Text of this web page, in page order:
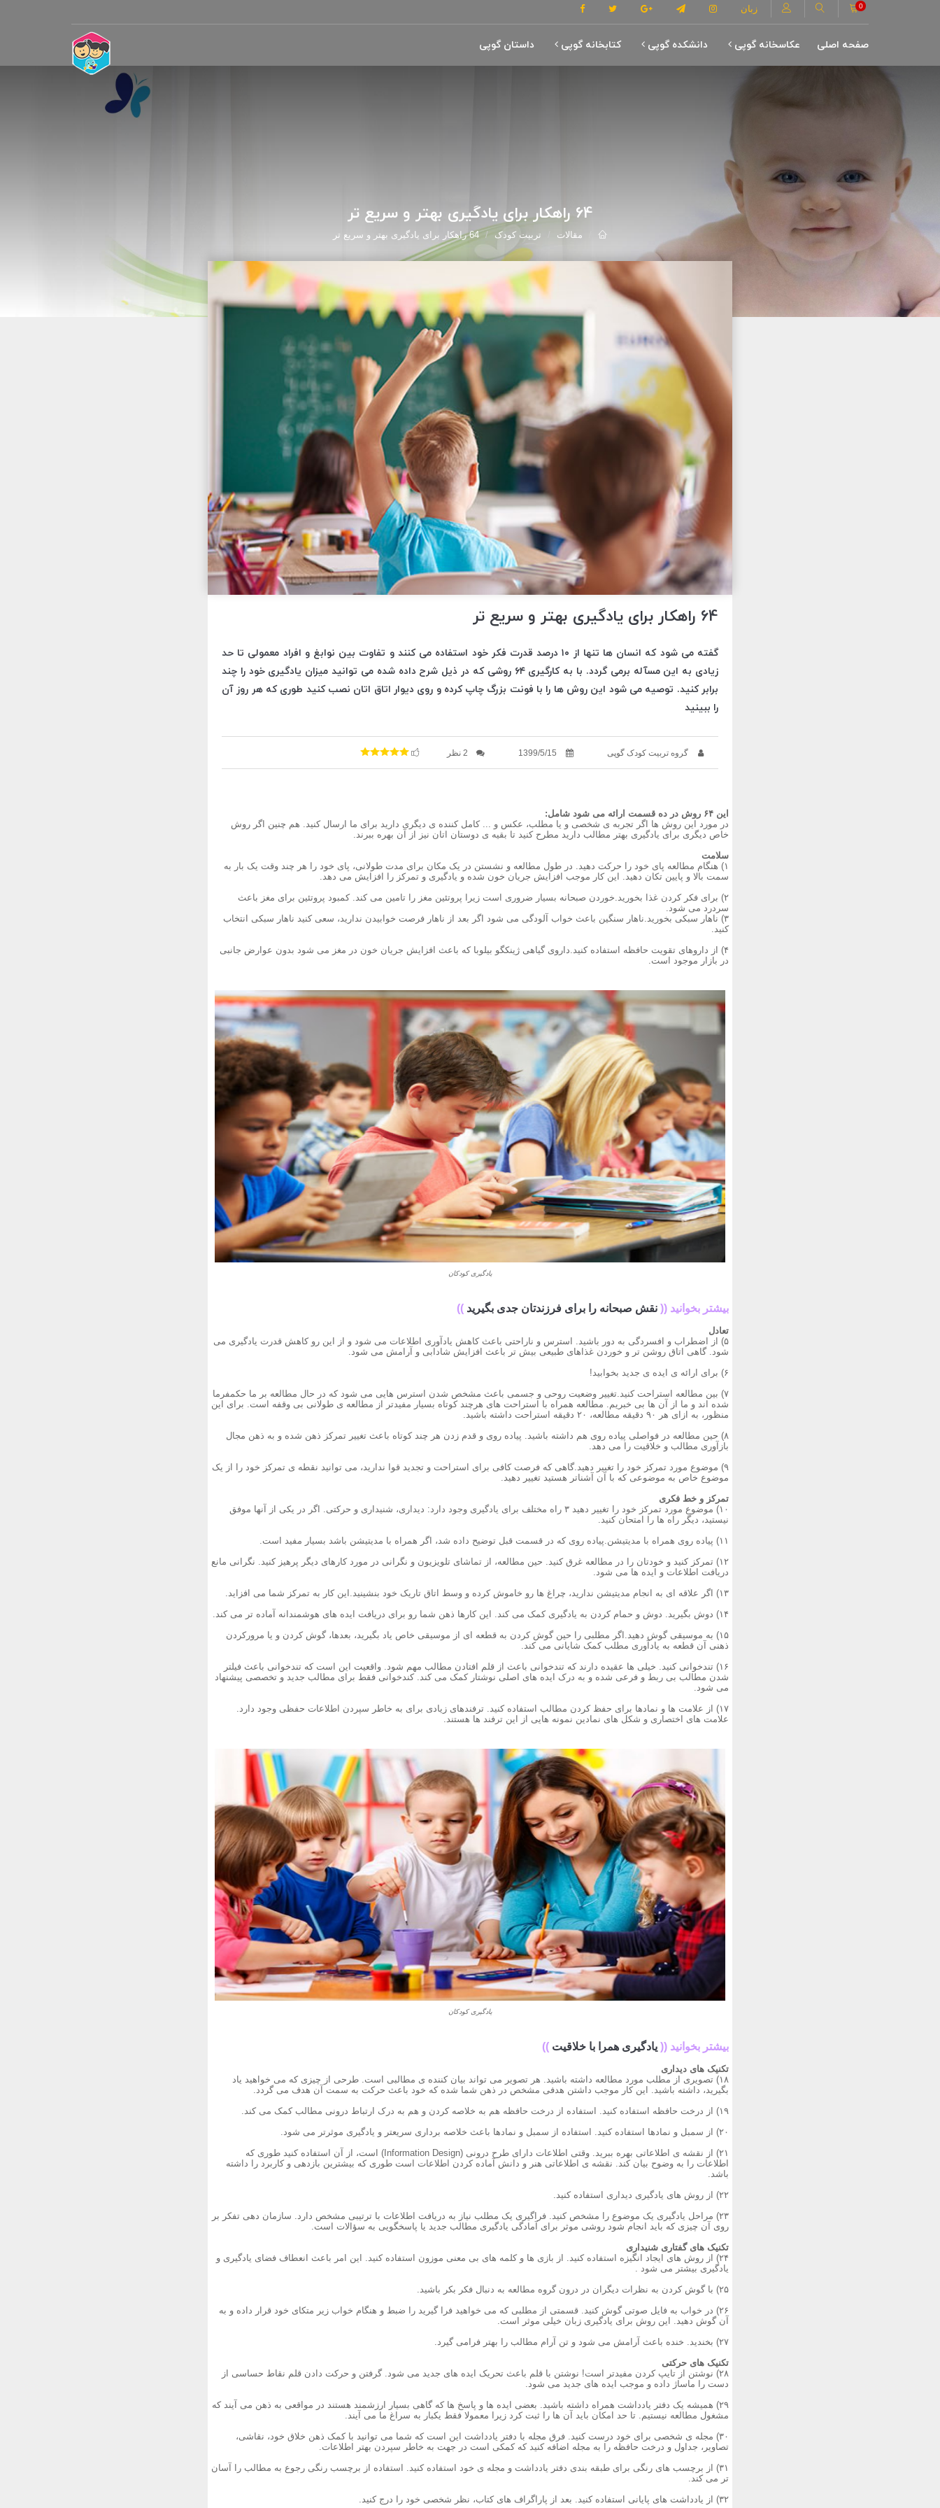
زبان 0
صفحه اصلی عکاسخانه گوپی دانشکده گوپی کتابخانه گوپی داستان گوپی
64 راهکار برای یادگیری بهتر و سریع تر
مقالات تربیت کودک 64 راهکار برای یادگیری بهتر و سریع تر
64 راهکار برای یادگیری بهتر و سریع تر
گفته می شود که انسان ها تنها از ۱۰ درصد قدرت فکر خود استفاده می کنند و تفاوت بین نوابغ و افراد معمولی تا حد
زیادی به این مسآله برمی گردد. با به کارگیری ۶۴ روشی که در ذیل شرح داده شده می توانید میزان یادگیری خود را چند
برابر کنید. توصیه می شود این روش ها را با فونت بزرگ چاپ کرده و روی دیوار اتاق اتان نصب کنید طوری که هر روز آن
را ببینید
گروه تربیت کودک گوپی 1399/5/15 2 نظر
این ۶۴ روش در ده قسمت ارائه می شود شامل:
در مورد این روش ها اگر تجربه ی شخصی و یا مطلب، عکس و ... کامل کننده ی دیگری دارید برای ما ارسال کنید. هم چنین اگر روش
خاص دیگری برای یادگیری بهتر مطالب دارید مطرح کنید تا بقیه ی دوستان اتان نیز از آن بهره ببرند.
سلامت
۱) هنگام مطالعه پای خود را حرکت دهید. در طول مطالعه و نشستن در یک مکان برای مدت طولانی، پای خود را هر چند وقت یک بار به
سمت بالا و پایین تکان دهید. این کار موجب افزایش جریان خون شده و یادگیری و تمرکز را افزایش می دهد.
۲) برای فکر کردن غذا بخورید.خوردن صبحانه بسیار ضروری است زیرا پروتئین مغز را تامین می کند. کمبود پروتئین برای مغز باعث
سردرد می شود.
۳) ناهار سبکی بخورید.ناهار سنگین باعث خواب آلودگی می شود اگر بعد از ناهار فرصت خوابیدن ندارید، سعی کنید ناهار سبکی انتخاب
کنید.
۴) از داروهای تقویت حافظه استفاده کنید.داروی گیاهی ژینکگو بیلوبا که باعث افزایش جریان خون در مغز می شود بدون عوارض جانبی
در بازار موجود است.
یادگیری کودکان
بیشتر بخوانید (( نقش صبحانه را برای فرزندتان جدی بگیرید ))
تعادل
۵) از اضطراب و افسردگی به دور باشید. استرس و ناراحتی باعث کاهش یادآوری اطلاعات می شود و از این رو کاهش قدرت یادگیری می
شود. گاهی اتاق روشن تر و خوردن غذاهای طبیعی بیش تر باعث افزایش شادابی و آرامش می شود.
۶) برای ارائه ی ایده ی جدید بخوابید!
۷) بین مطالعه استراحت کنید.تغییر وضعیت روحی و جسمی باعث مشخص شدن استرس هایی می شود که در حال مطالعه بر ما حکمفرما
شده اند و ما از آن ها بی خبریم. مطالعه همراه با استراحت های هرچند کوتاه بسیار مفیدتر از مطالعه ی طولانی بی وقفه است. برای این
منظور، به ازای هر ۹۰ دقیقه مطالعه، ۲۰ دقیقه استراحت داشته باشید.
۸) حین مطالعه در فواصلی پیاده روی هم داشته باشید. پیاده روی و قدم زدن هر چند کوتاه باعث تغییر تمرکز ذهن شده و به ذهن مجال
بازآوری مطالب و خلاقیت را می دهد.
۹) موضوع مورد تمرکز خود را تغییر دهید.گاهی که فرصت کافی برای استراحت و تجدید قوا ندارید، می توانید نقطه ی تمرکز خود را از یک
موضوع خاص به موضوعی که با آن آشناتر هستید تغییر دهید.
تمرکز و خط فکری
۱۰) موضوع مورد تمرکز خود را تغییر دهید ۳ راه مختلف برای یادگیری وجود دارد: دیداری، شنیداری و حرکتی. اگر در یکی از آنها موفق
نیستید، دیگر راه ها را امتحان کنید.
۱۱) پیاده روی همراه با مدیتیشن.پیاده روی که در قسمت قبل توضیح داده شد، اگر همراه با مدیتیشن باشد بسیار مفید است.
۱۲) تمرکز کنید و خودتان را در مطالعه غرق کنید. حین مطالعه، از تماشای تلویزیون و نگرانی در مورد کارهای دیگر پرهیز کنید. نگرانی مانع
دریافت اطلاعات و ایده ها می شود.
۱۳) اگر علاقه ای به انجام مدیتیشن ندارید، چراغ ها رو خاموش کرده و وسط اتاق تاریک خود بنشینید.این کار به تمرکز شما می افزاید.
۱۴) دوش بگیرید. دوش و حمام کردن به یادگیری کمک می کند. این کارها ذهن شما رو برای دریافت ایده های هوشمندانه آماده تر می کند.
۱۵) به موسیقی گوش دهید.اگر مطلبی را حین گوش کردن به قطعه ای از موسیقی خاص یاد بگیرید، بعدها، گوش کردن و یا مرورکردن
ذهنی آن قطعه به یادآوری مطلب کمک شایانی می کند.
۱۶) تندخوانی کنید. خیلی ها عقیده دارند که تندخوانی باعث از قلم افتادن مطالب مهم شود. واقعیت این است که تندخوانی باعث فیلتر
شدن مطالب بی ربط و فرعی شده و به درک ایده های اصلی نوشتار کمک می کند. کندخوانی فقط برای مطالب جدید و تخصصی پیشنهاد
می شود.
۱۷) از علامت ها و نمادها برای حفظ کردن مطالب استفاده کنید. ترفندهای زیادی برای به خاطر سپردن اطلاعات حفظی وجود دارد.
علامت های اختصاری و شکل های نمادین نمونه هایی از این ترفند ها هستند.
یادگیری کودکان
بیشتر بخوانید (( یادگیری همرا با خلاقیت ))
تکنیک های دیداری
۱۸) تصویری از مطلب مورد مطالعه داشته باشید. هر تصویر می تواند بیان کننده ی مطالبی است. طرحی از چیزی که می خواهید یاد
بگیرید، داشته باشید. این کار موجب داشتن هدفی مشخص در ذهن شما شده که خود باعث حرکت به سمت آن هدف می گردد.
۱۹) از درخت حافظه استفاده کنید. استفاده از درخت حافظه هم به خلاصه کردن و هم به درک ارتباط درونی مطالب کمک می کند.
۲۰) از سمبل و نمادها استفاده کنید. استفاده از سمبل و نمادها باعث خلاصه برداری سریعتر و یادگیری موثرتر می شود.
۲۱) از نقشه ی اطلاعاتی بهره ببرید. وقتی اطلاعات دارای طرح درونی (Information Design) است، از آن استفاده کنید طوری که
اطلاعات را به وضوح بیان کند. نقشه ی اطلاعاتی هنر و دانش آماده کردن اطلاعات است طوری که بیشترین بازدهی و کاربرد را داشته
باشد.
۲۲) از روش های یادگیری دیداری استفاده کنید.
۲۳) مراحل یادگیری یک موضوع را مشخص کنید. فراگیری یک مطلب نیاز به دریافت اطلاعات با ترتیبی مشخص دارد. سازمان دهی تفکر بر
روی آن چیزی که باید انجام شود روشی موثر برای آمادگی یادگیری مطالب جدید یا پاسخگویی به سؤالات است.
تکنیک های گفتاری شنیداری
۲۴) از روش های ایجاد انگیزه استفاده کنید. از بازی ها و کلمه های بی معنی موزون استفاده کنید. این امر باعث انعطاف فضای یادگیری و
یادگیری بیشتر می شود .
۲۵) با گوش کردن به نظرات دیگران در درون گروه مطالعه به دنبال فکر بکر باشید.
۲۶) در خواب به فایل صوتی گوش کنید. قسمتی از مطلبی که می خواهید فرا گیرید را ضبط و هنگام خواب زیر متکای خود قرار داده و به
آن گوش دهید. این روش برای یادگیری زبان خیلی موثر است.
۲۷) بخندید. خنده باعث آرامش می شود و تن آرام مطالب را بهتر فرامی گیرد.
تکنیک های حرکتی
۲۸) نوشتن از تایپ کردن مفیدتر است! نوشتن با قلم باعث تحریک ایده های جدید می شود. گرفتن و حرکت دادن قلم نقاط حساسی از
دست را ماساژ داده و موجب ایده های جدید می شود.
۲۹) همیشه یک دفتر یادداشت همراه داشته باشید. بعضی ایده ها و پاسخ ها که گاهی بسیار ارزشمند هستند در مواقعی به ذهن می آیند که
مشغول مطالعه نیستیم. تا حد امکان باید آن ها را ثبت کرد زیرا معمولا فقط یکبار به سراغ ما می آیند.
۳۰) مجله ی شخصی برای خود درست کنید. فرق مجله با دفتر یادداشت این است که شما می توانید با کمک ذهن خلاق خود، نقاشی،
تصاویر، جداول و درخت حافظه را به مجله اضافه کنید که کمکی است در جهت به خاطر سپردن بهتر اطلاعات.
۳۱) از برچسب های رنگی برای طبقه بندی دفتر یادداشت و مجله ی خود استفاده کنید. استفاده از برچسب رنگی رجوع به مطالب را آسان
تر می کند.
۳۲) از یادداشت های پایانی استفاده کنید. بعد از پاراگراف های کتاب، نظر شخصی خود را درج کنید.